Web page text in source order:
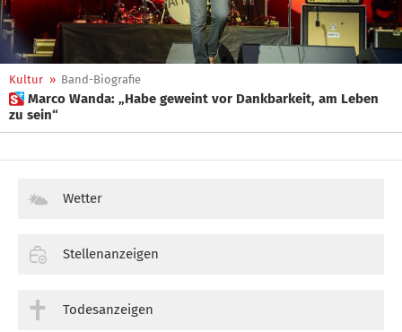
Kultur » Band-Biografie
 Marco Wanda: „Habe geweint vor Dankbarkeit, am Leben
zu sein“
Wetter
Stellenanzeigen
Todesanzeigen